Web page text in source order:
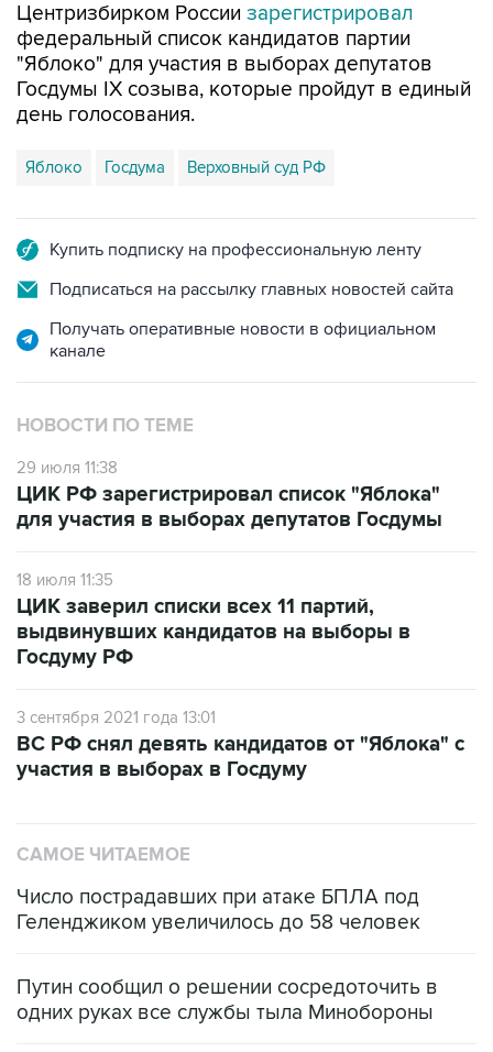
Центризбирком России зарегистрировал
федеральный список кандидатов партии
"Яблоко" для участия в выборах депутатов
Госдумы IX созыва, которые пройдут в единый
день голосования.
Яблоко Госдума Верховный суд РФ
Купить подписку на профессиональную ленту
Подписаться на рассылку главных новостей сайта
Получать оперативные новости в официальном
канале
НОВОСТИ ПО ТЕМЕ
29 июля 11:38
ЦИК РФ зарегистрировал список "Яблока"
для участия в выборах депутатов Госдумы
18 июля 11:35
ЦИК заверил списки всех 11 партий,
выдвинувших кандидатов на выборы в
Госдуму РФ
3 сентября 2021 года 13:01
ВС РФ снял девять кандидатов от "Яблока" с
участия в выборах в Госдуму
САМОЕ ЧИТАЕМОЕ
Число пострадавших при атаке БПЛА под
Геленджиком увеличилось до 58 человек
Путин сообщил о решении сосредоточить в
одних руках все службы тыла Минобороны